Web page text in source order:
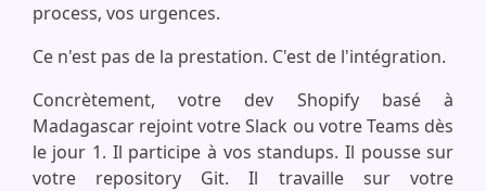
process, vos urgences.
Ce n'est pas de la prestation. C'est de l'intégration.
Concrètement, votre dev Shopify basé à
Madagascar rejoint votre Slack ou votre Teams dès
le jour 1. Il participe à vos standups. Il pousse sur
votre repository Git. Il travaille sur votre